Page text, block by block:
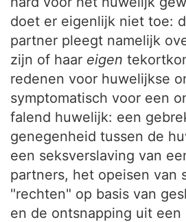
doet er eigenlijk niet toe:
partner pleegt namelijk
zijn of haar eigen
redenen voor huwelijkse
symptomatisch voor een
falend huwelijk: een
genegenheid tussen de
een seksverslaving van
partners, het opeisen van
"rechten" op basis van
en de ontsnapping uit een